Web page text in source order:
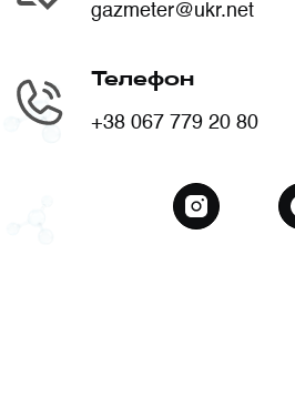
gazmeter@ukr.net
Телефон
+38 067 779 20 80
instagram